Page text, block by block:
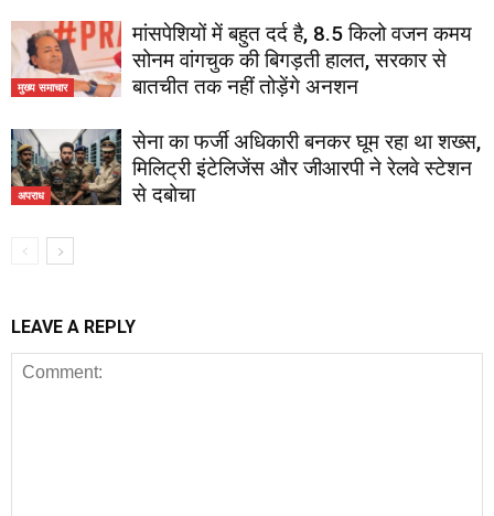
मुख्य समाचार
मांसपेशियों में बहुत दर्द है, 8.5 किलो वजन कमय
सोनम वांगचुक की बिगड़ती हालत, सरकार से
बातचीत तक नहीं तोड़ेंगे अनशन
अपराध
सेना का फर्जी अधिकारी बनकर घूम रहा था शख्स,
मिलिट्री इंटेलिजेंस और जीआरपी ने रेलवे स्टेशन
से दबोचा
LEAVE A REPLY